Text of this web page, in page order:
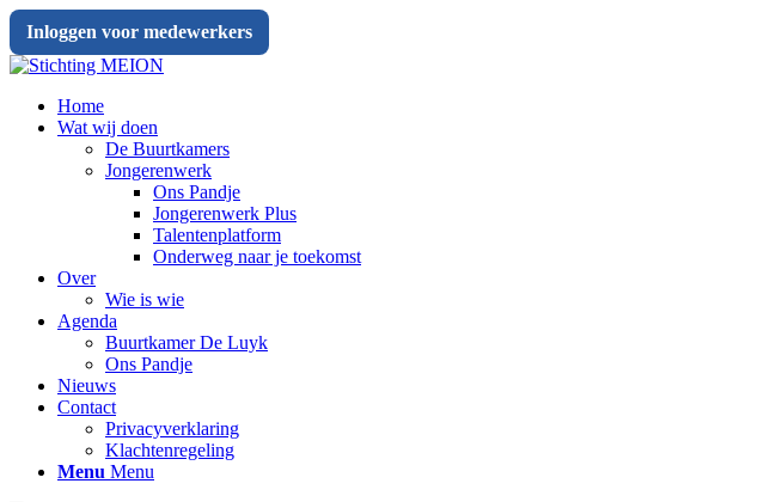
Inloggen voor medewerkers
Home
Wat wij doen
De Buurtkamers
Jongerenwerk
Ons Pandje
Jongerenwerk Plus
Talentenplatform
Onderweg naar je toekomst
Over
Wie is wie
Agenda
Buurtkamer De Luyk
Ons Pandje
Nieuws
Contact
Privacyverklaring
Klachtenregeling
Menu Menu